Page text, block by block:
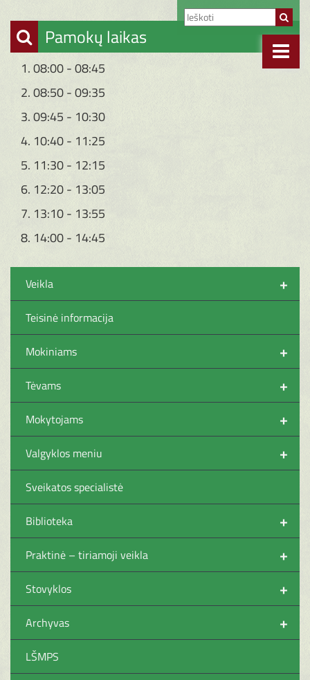
Pamokų laikas
1. 08:00 - 08:45
2. 08:50 - 09:35
3. 09:45 - 10:30
4. 10:40 - 11:25
5. 11:30 - 12:15
6. 12:20 - 13:05
7. 13:10 - 13:55
8. 14:00 - 14:45
+
Veikla
Teisinė informacija
+
Mokiniams
+
Tėvams
+
Mokytojams
+
Valgyklos meniu
Sveikatos specialistė
+
Biblioteka
+
Praktinė – tiriamoji veikla
+
Stovyklos
+
Archyvas
LŠMPS